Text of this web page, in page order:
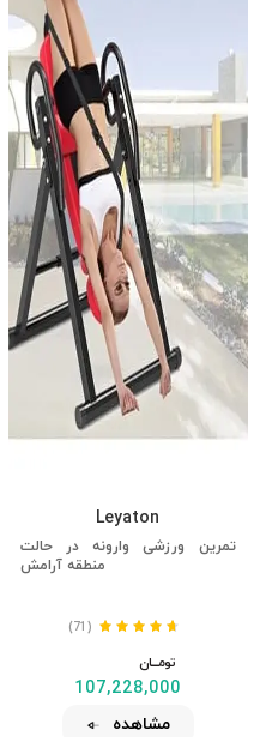
Leyaton
تمرین ورزشی وارونه در حالت
منطقه آرامش
(71)
تومــــــان
107,228,000
مشاهده